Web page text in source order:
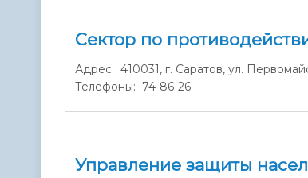
Сектор по
Адрес: 410031, г. Саратов, ул.
Телефоны: 74-86-26
Управление защиты